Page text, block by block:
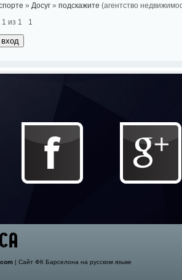
» Досуг » подскажите (агентство
1 из 1 1
| Сайт ФК Барселона на русском языке